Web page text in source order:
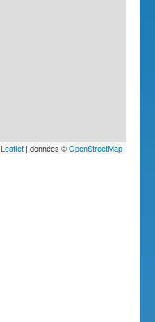
Leaflet| données ©OpenStreetMap